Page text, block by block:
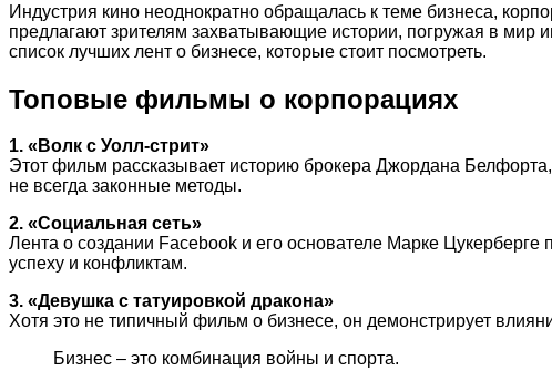
Индустрия кино неоднократно обращалась к теме бизнеса,
предлагают зрителям захватывающие истории, погружая в мир
список лучших лент о бизнесе, которые стоит посмотреть.
Топовые фильмы о корпорациях
1. «Волк с Уолл-стрит»
Этот фильм рассказывает историю брокера Джордана
не всегда законные методы.
2. «Социальная сеть»
Лента о создании Facebook и его основателе Марке Цукерберге
успеху и конфликтам.
3. «Девушка с татуировкой дракона»
Хотя это не типичный фильм о бизнесе, он демонстрирует
Бизнес – это комбинация войны и спорта.